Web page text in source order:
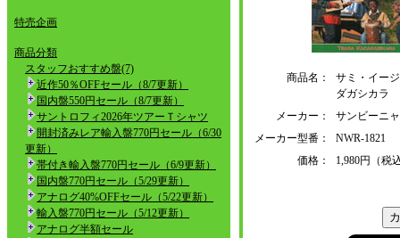
特売企画
商品分類
スタッフおすすめ盤(7)
近作50％OFFセール（8/7更新）
国内盤550円セール（8/7更新）
サントロフィ2026年ツアーＴシャツ
開封済みレア輸入盤770円セール（6/30
更新）
帯付き輸入盤770円セール（6/9更新）
国内盤770円セール（5/29更新）
アナログ40%OFFセール（5/22更新）
輸入盤770円セール（5/12更新）
アナログ半額セール
商品名：
サミ・イー
ダガシカラ
メーカー：
サンビーニ
メーカー型番：
NWR-1821
価格：
1,980円（税